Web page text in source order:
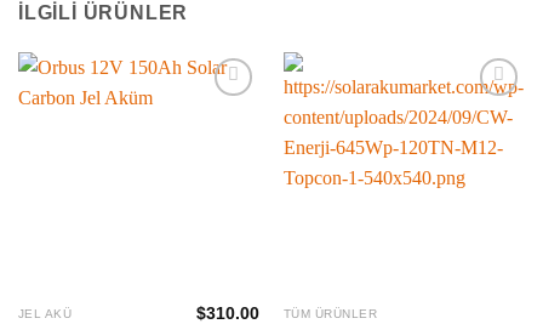
İLGILI ÜRÜNLER
JEL AKÜ $310.00
İSTEK
EKLE
TÜM ÜRÜNLER